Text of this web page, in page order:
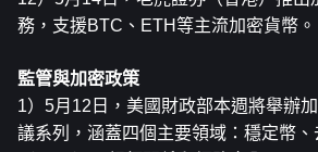
務，支援BTC、ETH等主流加密貨幣。
監管與加密政策
1）5月12日，美國財政部本週將舉辦
議系列，涵蓋四個主要領域：穩定幣